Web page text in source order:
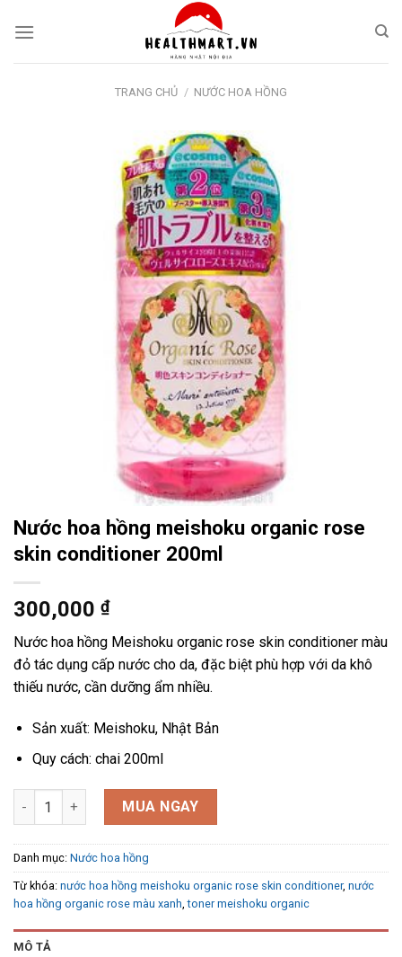
TRANG CHỦ / NƯỚC HOA HỒNG
Nước hoa hồng meishoku organic rose
skin conditioner 200ml
300,000 ₫
Nước hoa hồng Meishoku organic rose skin conditioner màu
đỏ tác dụng cấp nước cho da, đặc biệt phù hợp với da khô
thiếu nước, cần dưỡng ẩm nhiều.
Sản xuất: Meishoku, Nhật Bản
Quy cách: chai 200ml
Nước hoa hồng meishoku organic rose skin conditioner
MUA NGAY
Danh mục: Nước hoa hồng
Từ khóa: nước hoa hồng meishoku organic rose skin conditioner, nước
hoa hồng organic rose màu xanh,toner meishoku organic
MÔ TẢ